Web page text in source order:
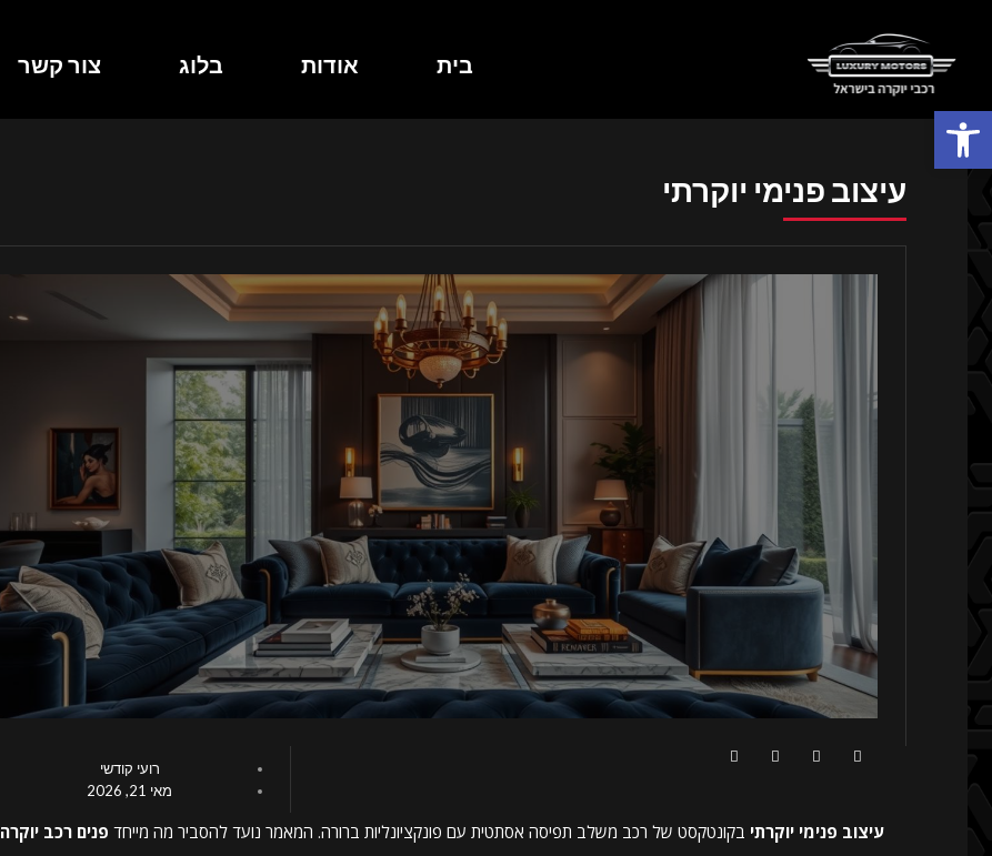
בית אודות בלוג צור קשר
עיצוב פנימי יוקרתי
רועי קודשי
מאי 21, 2026
עיצוב פנימי יוקרתי בקונטקסט של רכב משלב תפיסה אסתטית עם פונקציונליות ברורה. המאמר נועד להסביר מה מייחד פנים רכב יוקרה
פתח סרגל נגישות